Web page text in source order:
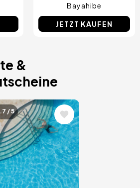
Bayahibe
JETZT KAUFEN
&
/ 5